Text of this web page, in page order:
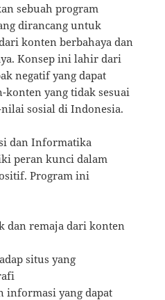
sebuah program
dirancang untuk
konten berbahaya dan
Konsep ini lahir dari
negatif yang dapat
yang tidak sesuai
sosial di Indonesia.
dan Informatika
peran kunci dalam
Program ini
dan remaja dari konten
situs yang
informasi yang dapat